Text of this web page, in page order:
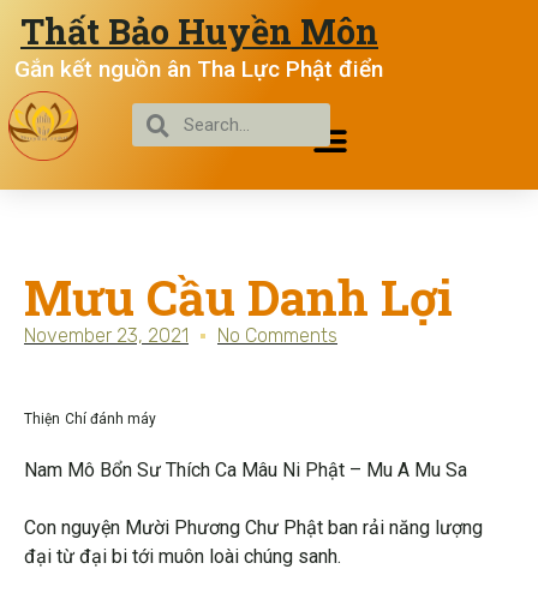
Thất Bảo Huyền Môn
Gắn kết nguồn ân Tha Lực Phật điển
Mưu Cầu Danh Lợi
November 23, 2021 No Comments
Thiện Chí đánh máy
Nam Mô Bổn Sư Thích Ca Mâu Ni Phật – Mu A Mu Sa
Con nguyện Mười Phương Chư Phật ban rải năng lượng
đại từ đại bi tới muôn loài chúng sanh.